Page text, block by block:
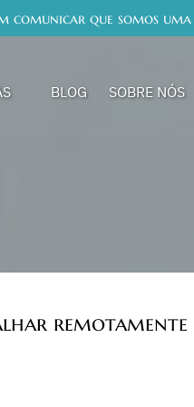
comunicar que somos
Menu
BLOG SOBRE NÓS
remotamente